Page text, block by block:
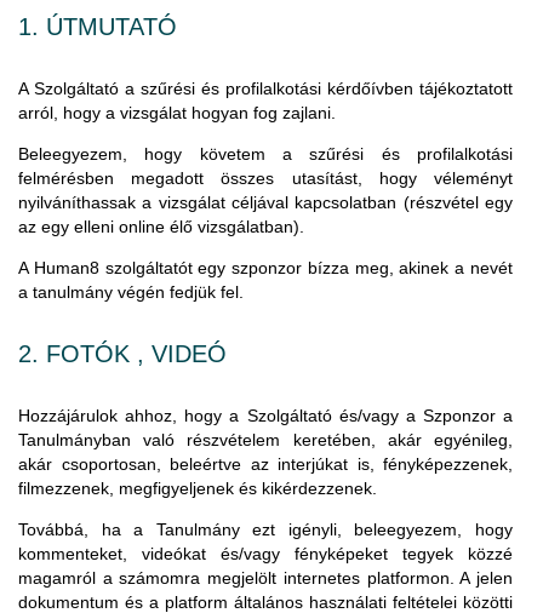
1. ÚTMUTATÓ
A Szolgáltató a szűrési és profilalkotási kérdőívben tájékoztatott
arról, hogy a vizsgálat hogyan fog zajlani.
Beleegyezem, hogy követem a szűrési és profilalkotási
felmérésben megadott összes utasítást, hogy véleményt
nyilváníthassak a vizsgálat céljával kapcsolatban (részvétel egy
az egy elleni online élő vizsgálatban).
A Human8 szolgáltatót egy szponzor bízza meg, akinek a nevét
a tanulmány végén fedjük fel.
2. FOTÓK , VIDEÓ
Hozzájárulok ahhoz, hogy a Szolgáltató és/vagy a Szponzor a
Tanulmányban való részvételem keretében, akár egyénileg,
akár csoportosan, beleértve az interjúkat is, fényképezzenek,
filmezzenek, megfigyeljenek és kikérdezzenek.
Továbbá, ha a Tanulmány ezt igényli, beleegyezem, hogy
kommenteket, videókat és/vagy fényképeket tegyek közzé
magamról a számomra megjelölt internetes platformon. A jelen
dokumentum és a platform általános használati feltételei közötti